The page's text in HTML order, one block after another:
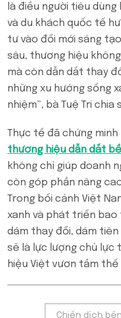
là điều người tiêu
và du khách quốc tế
tư vào đổi mới sáng
sâu, thương hiệu
mà còn dẫn dắt thay
những xu hướng sống
nhiệm”, bà Tuệ Tri chia
Thực tế đã chứng minh
thương hiệu dẫn dắt
không chỉ giúp doanh
còn góp phần nâng
Trong bối cảnh Việt
xanh và phát triển bao
dám thay đổi, dám
sẽ là lực lượng chủ
hiệu Việt vươn tầm thế
Chiến dịch